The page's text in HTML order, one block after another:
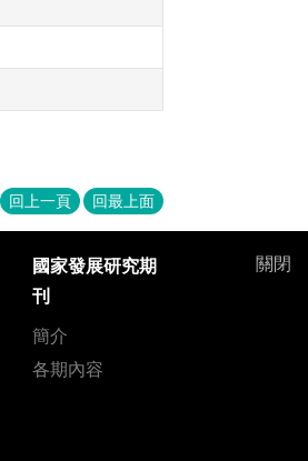
回上一頁 回最上面
關閉
國家發展研究期
刊
簡介
各期內容